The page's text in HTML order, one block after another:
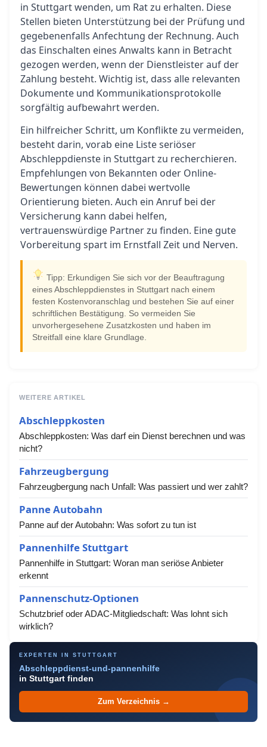
in Stuttgart wenden, um Rat zu erhalten. Diese
Stellen bieten Unterstützung bei der Prüfung und
gegebenenfalls Anfechtung der Rechnung. Auch
das Einschalten eines Anwalts kann in Betracht
gezogen werden, wenn der Dienstleister auf der
Zahlung besteht. Wichtig ist, dass alle relevanten
Dokumente und Kommunikationsprotokolle
sorgfältig aufbewahrt werden.
Ein hilfreicher Schritt, um Konflikte zu vermeiden,
besteht darin, vorab eine Liste seriöser
Abschleppdienste in Stuttgart zu recherchieren.
Empfehlungen von Bekannten oder Online-
Bewertungen können dabei wertvolle
Orientierung bieten. Auch ein Anruf bei der
Versicherung kann dabei helfen,
vertrauenswürdige Partner zu finden. Eine gute
Vorbereitung spart im Ernstfall Zeit und Nerven.
Tipp: Erkundigen Sie sich vor der Beauftragung
eines Abschleppdienstes in Stuttgart nach einem
festen Kostenvoranschlag und bestehen Sie auf einer
schriftlichen Bestätigung. So vermeiden Sie
unvorhergesehene Zusatzkosten und haben im
Streitfall eine klare Grundlage.
WEITERE ARTIKEL
Abschleppkosten
Abschleppkosten: Was darf ein Dienst berechnen und was
nicht?
Fahrzeugbergung
Fahrzeugbergung nach Unfall: Was passiert und wer zahlt?
Panne Autobahn
Panne auf der Autobahn: Was sofort zu tun ist
Pannenhilfe Stuttgart
Pannenhilfe in Stuttgart: Woran man seriöse Anbieter
erkennt
Pannenschutz-Optionen
Schutzbrief oder ADAC-Mitgliedschaft: Was lohnt sich
wirklich?
EXPERTEN IN STUTTGART
Abschleppdienst-und-pannenhilfe
in Stuttgart finden
Zum Verzeichnis →